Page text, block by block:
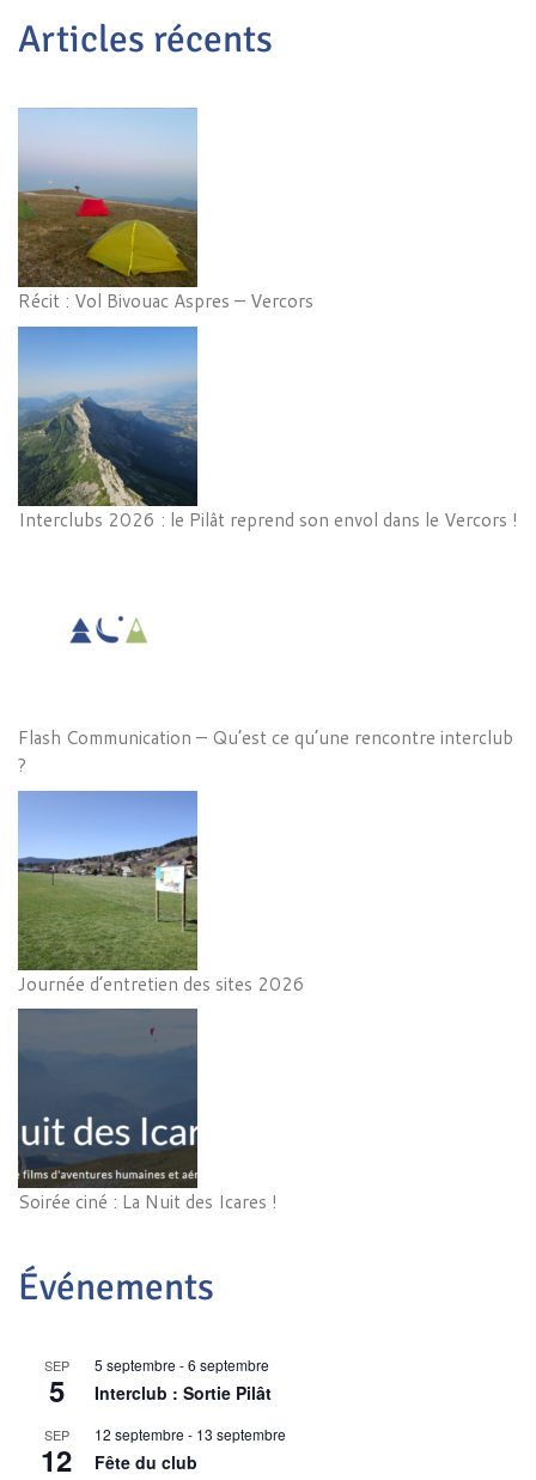
Articles récents
Récit : Vol Bivouac Aspres – Vercors
Interclubs 2026 : le Pilât reprend son envol dans le Vercors !
Flash Communication – Qu’est ce qu’une rencontre interclub
?
Journée d’entretien des sites 2026
Soirée ciné : La Nuit des Icares !
Événements
SEP
5
5 septembre -6 septembre
Interclub : Sortie Pilât
SEP
12
12 septembre - 13 septembre
Fête du club